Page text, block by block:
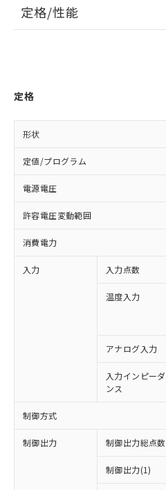
定格/性能
定格
形状
定値/プログラム
電源電圧
許容電圧変動範囲
消費電力
入力 入力点数
温度入力
アナログ入力
入力インピーダ
ンス
制御方式
制御出力 制御出力総点数
制御出力(1)